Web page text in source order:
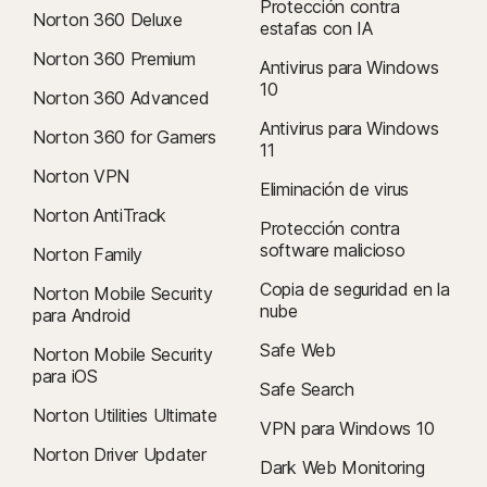
antes de la renovación) o mensualmente, según su ciclo de
facturación. Los suscriptores anuales recibirán por anticipado un
correo electrónico con el precio de la renovación.
Los precios de la renovación
pueden ser superiores al precio inicial
y están sujetos a cambios. Puedes cancelar la renovación
tu cuenta
contactando con nosotros aquí
Cancelación y reembolso
contratos y solicitar un reembolso completo en los 14 días
posteriores a la compra inicial en el caso de suscripciones
mensuales; en el caso de suscripciones anuales, el plazo es de
60 días. Para obtener más información, consulta nuestra
Política de reembolso y cancelación.
Para cancelar el contrato o solicitar un reembolso, haz clic aquí
Se aplican ciertas restricciones. Debes tener una suscripción a
Seguridad del dispositivo con antivirus que se renueve automáticamente
para el servicio de eliminación de virus. Consulta
Norton 360 Deluxe
Norton 360 Premium
Norton 360 Advanced
Norton 360 for Gamers
Norton VPN
Norton AntiTrack
Norton Family
Norton Mobile Security
para Android
Norton Mobile Security
para iOS
Norton Utilities Ultimate
Norton Driver Updater
Protección contra
estafas con IA
Antivirus para Windows
10
Antivirus para Windows
11
Eliminación de virus
Protección contra
software malicioso
Copia de seguridad en la
nube
Safe Web
Safe Search
VPN para Windows 10
Dark Web Monitoring